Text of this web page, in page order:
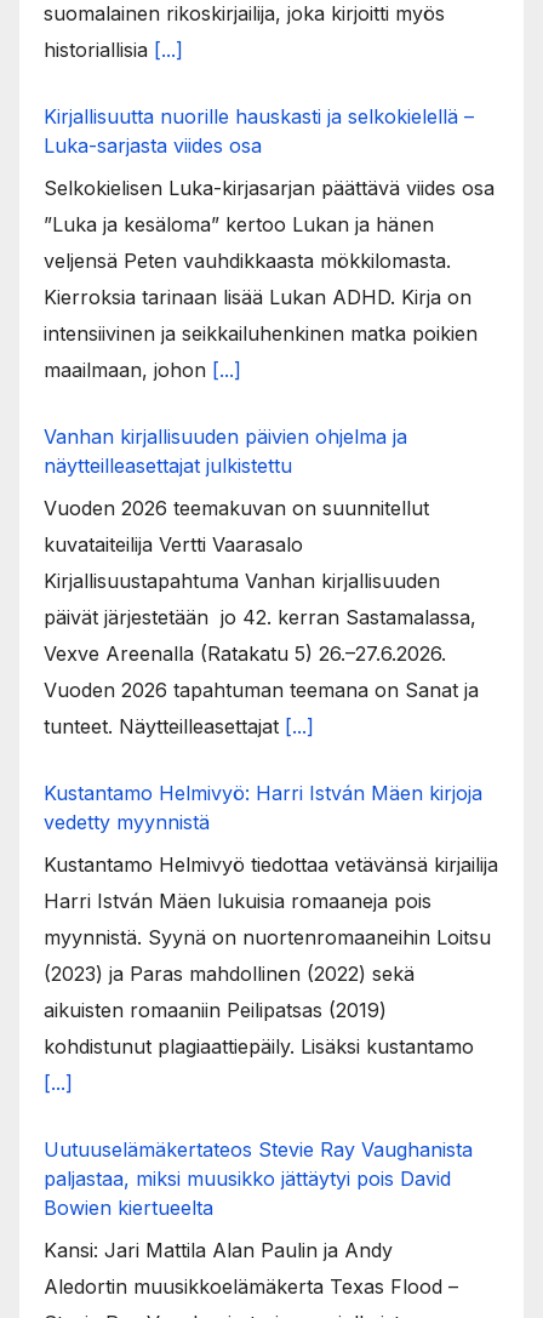
suomalainen rikoskirjailija, joka kirjoitti myös
historiallisia [...]
Kirjallisuutta nuorille hauskasti ja selkokielellä –
Luka-sarjasta viides osa
Selkokielisen Luka-kirjasarjan päättävä viides osa
”Luka ja kesäloma” kertoo Lukan ja hänen
veljensä Peten vauhdikkaasta mökkilomasta.
Kierroksia tarinaan lisää Lukan ADHD. Kirja on
intensiivinen ja seikkailuhenkinen matka poikien
maailmaan, johon [...]
Vanhan kirjallisuuden päivien ohjelma ja
näytteilleasettajat julkistettu
Vuoden 2026 teemakuvan on suunnitellut
kuvataiteilija Vertti Vaarasalo
Kirjallisuustapahtuma Vanhan kirjallisuuden
päivät järjestetään jo 42. kerran Sastamalassa,
Vexve Areenalla (Ratakatu 5) 26.–27.6.2026.
Vuoden 2026 tapahtuman teemana on Sanat ja
tunteet. Näytteilleasettajat [...]
Kustantamo Helmivyö: Harri István Mäen kirjoja
vedetty myynnistä
Kustantamo Helmivyö tiedottaa vetävänsä kirjailija
Harri István Mäen lukuisia romaaneja pois
myynnistä. Syynä on nuortenromaaneihin Loitsu
(2023) ja Paras mahdollinen (2022) sekä
aikuisten romaaniin Peilipatsas (2019)
kohdistunut plagiaattiepäily. Lisäksi kustantamo
[...]
Uutuuselämäkertateos Stevie Ray Vaughanista
paljastaa, miksi muusikko jättäytyi pois David
Bowien kiertueelta
Kansi: Jari Mattila Alan Paulin ja Andy
Aledortin muusikkoelämäkerta Texas Flood –